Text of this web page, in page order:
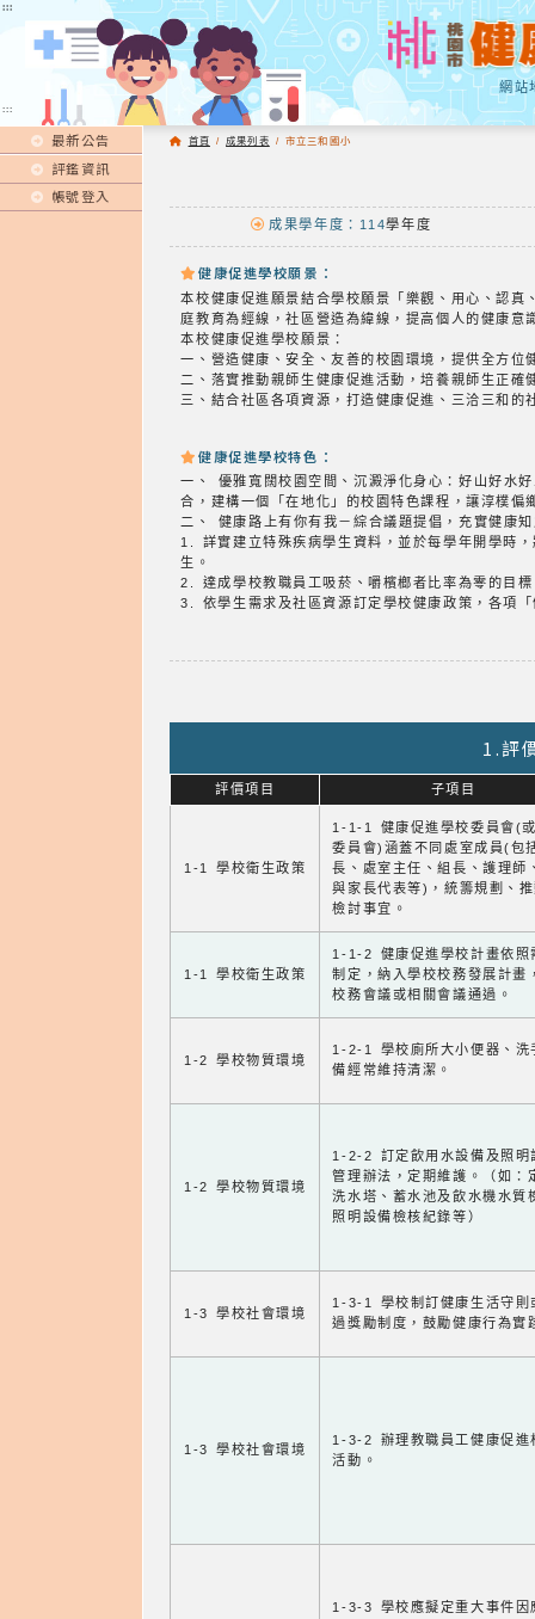
:::
網站
:::
最新公告
評鑑資訊
帳號登入
首頁 / 成果列表 / 市立三和國小
成果學年度：114學年度
健康促進學校願景：
本校健康促進願景結合學校願景「樂觀、用心、認
庭教育為經線，社區營造為緯線，提高個人的健康
本校健康促進學校願景：
一、營造健康、安全、友善的校園環境，提供全方位
二、落實推動親師生健康促進活動，培養親師生正確
三、結合社區各項資源，打造健康促進、三洽三和的
健康促進學校特色：
一、 優雅寬闊校園空間、沉澱淨化身心：好山好水
合，建構一個「在地化」的校園特色課程，讓淳樸
二、 健康路上有你有我－綜合議題提倡，充實健康
1. 詳實建立特殊疾病學生資料，並於每學年開學時
生。
2. 達成學校教職員工吸菸、嚼檳榔者比率為零的目
3. 依學生需求及社區資源訂定學校健康政策，各項
1.評
評價項目 子項目
1-1 學校衛生政策
1-1-1 健康促進學校委員會(
委員會)涵蓋不同處室成員(包
長、處室主任、組長、護理師
與家長代表等)，統籌規劃、
檢討事宜。
1-1 學校衛生政策
1-1-2 健康促進學校計畫依照
制定，納入學校校務發展計畫
校務會議或相關會議通過。
1-2 學校物質環境
1-2-1 學校廁所大小便器、洗
備經常維持清潔。
1-2 學校物質環境
1-2-2 訂定飲用水設備及照明
管理辦法，定期維護。（如：
洗水塔、蓄水池及飲水機水質
照明設備檢核紀錄等）
1-3 學校社會環境
1-3-1 學校制訂健康生活守則
過獎勵制度，鼓勵健康行為實
1-3 學校社會環境
1-3-2 辦理教職員工健康促進
活動。
1-3-3 學校應擬定重大事件因
:::